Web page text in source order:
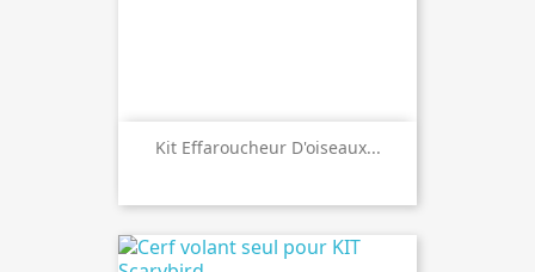
Kit Effaroucheur D'oiseaux...